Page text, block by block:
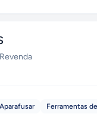
Revenda
Ferramentas